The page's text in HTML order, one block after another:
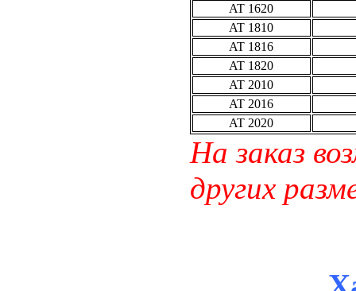
AT 1620
AT 1810
AT 1816
AT 1820
AT 2010
AT 2016
AT 2020
На заказ
других